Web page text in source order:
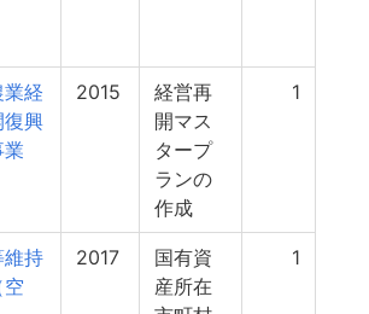
経
復興
2015
経営再
開マス
タープ
ランの
作成
1
維持
2017
国有資
産所在
1